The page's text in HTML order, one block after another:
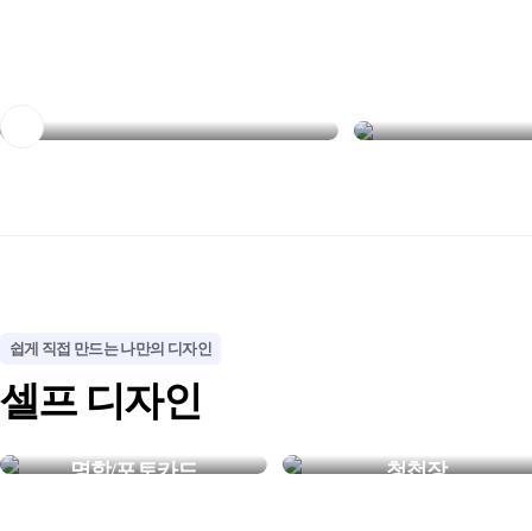
셀프 디자인
쉽게 직접 만드는 나만의 디자인
명함/포토카드 청첩장